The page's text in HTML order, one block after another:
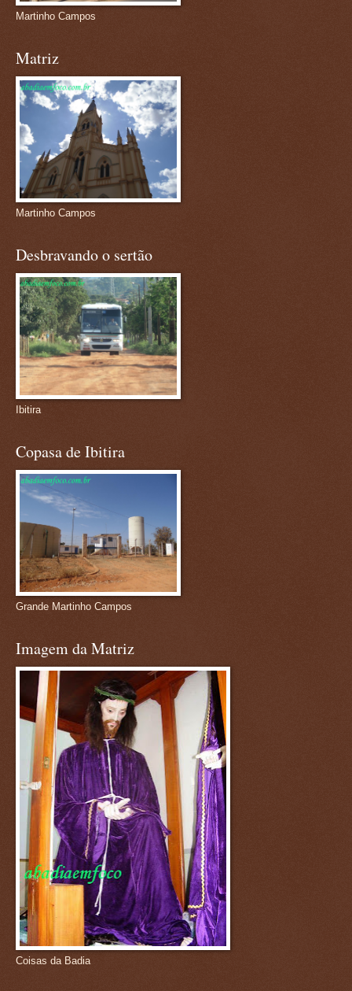
Martinho Campos
Matriz
Martinho Campos
Desbravando o sertão
Ibitira
Copasa de Ibitira
Grande Martinho Campos
Imagem da Matriz
Coisas da Badia